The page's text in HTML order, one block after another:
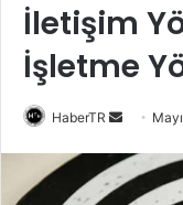
İletişim
İşletme
HaberTR
Bir
posta